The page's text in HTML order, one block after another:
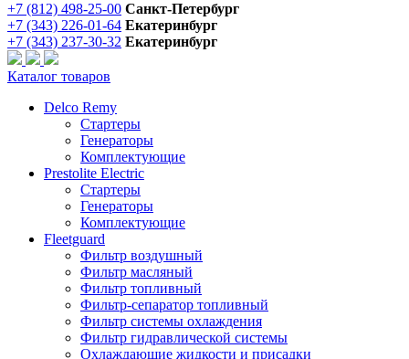
+7 (812) 498-25-00 Санкт-Петербург
+7 (343) 226-01-64 Екатеринбург
+7 (343) 237-30-32 Екатеринбург
Каталог товаров
Delco Remy
Стартеры
Генераторы
Комплектующие
Prestolite Electric
Стартеры
Генераторы
Комплектующие
Fleetguard
Фильтр воздушный
Фильтр масляный
Фильтр топливный
Фильтр-сепаратор топливный
Фильтр системы охлаждения
Фильтр гидравлической системы
Охлаждающие жидкости и присадки